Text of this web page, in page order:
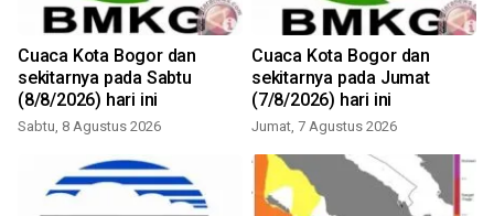
Cuaca Kota Bogor dan
sekitarnya pada Sabtu
(8/8/2026) hari ini
Sabtu, 8 Agustus 2026
Cuaca Kota Bogor dan
sekitarnya pada Jumat
(7/8/2026) hari ini
Jumat, 7 Agustus 2026